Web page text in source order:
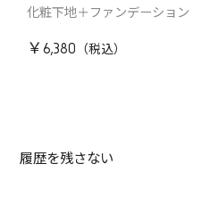
化粧下地＋ファンデーション
￥6,380
履歴を残さない